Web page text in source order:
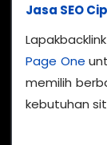
Jasa SEO
Page One
memilih
kebutuhan